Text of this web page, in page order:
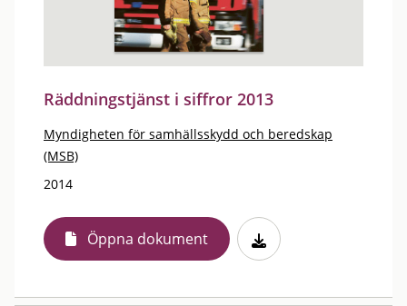
Räddningstjänst i siffror 2013
Myndigheten för samhällsskydd och beredskap
(MSB)
2014
Öppna dokument